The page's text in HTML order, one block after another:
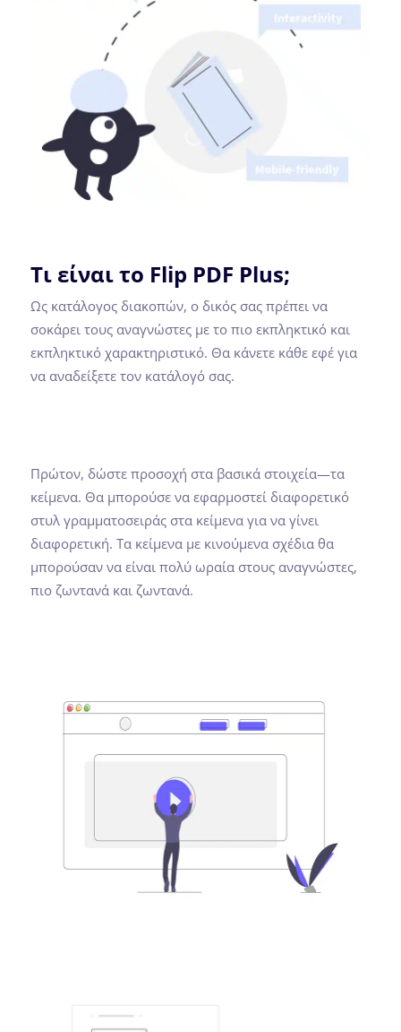
Τι είναι το Flip PDF Plus;
Ως κατάλογος διακοπών, ο δικός σας πρέπει να
σοκάρει τους αναγνώστες με το πιο εκπληκτικό και
εκπληκτικό χαρακτηριστικό. Θα κάνετε κάθε εφέ για
να αναδείξετε τον κατάλογό σας.
Πρώτον, δώστε προσοχή στα βασικά στοιχεία—τα
κείμενα. Θα μπορούσε να εφαρμοστεί διαφορετικό
στυλ γραμματοσειράς στα κείμενα για να γίνει
διαφορετική. Τα κείμενα με κινούμενα σχέδια θα
μπορούσαν να είναι πολύ ωραία στους αναγνώστες,
πιο ζωντανά και ζωντανά.